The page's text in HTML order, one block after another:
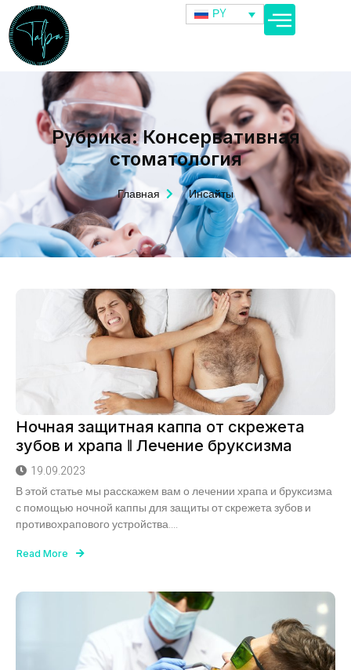
РY
Рубрика: Консервативная
стоматология
Главная Инсайты
Ночная защитная каппа от скрежета
зубов и храпа ǁ Лечение бруксизма
19.09.2023
В этой статье мы расскажем вам о лечении храпа и бруксизма
с помощью ночной каппы для защиты от скрежета зубов и
противохрапового устройства....
Read More